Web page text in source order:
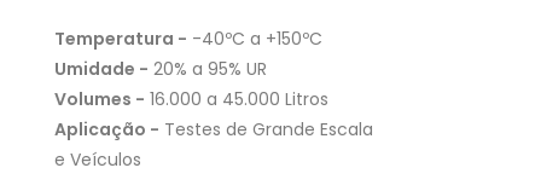
Temperatura - -40ºC a +150ºC
Umidade - 20% a 95% UR
Volumes - 16.000 a 45.000 Litros
Aplicação - Testes de Grande Escala
e Veículos